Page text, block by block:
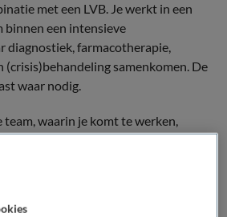
met een LVB. Je werkt in een
een intensieve
diagnostiek, farmacotherapie,
(crisis)behandeling samenkomen. De
waar nodig.
waarin je komt te werken,
gz-psychologen, verpleegkundig
en orthopedagogen,
Wij hebben ook